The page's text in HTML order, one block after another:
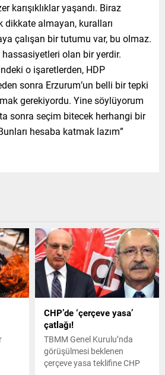
karışıklıklar yaşandı. Biraz
dikkate almayan, kuralları
çalışan bir tutumu var, bu olmaz.
olan bir yerdir.
o işaretlerden, HDP
sonra Erzurum’un belli bir tepki
gerekiyordu. Yine söylüyorum
sonra seçim bitecek herhangi bir
hesaba katmak lazım”
CHP’de ‘çerçeve yasa’
çatlağı!
TBMM Genel Kurulu’nda
görüşülmesi beklenen
çerçeve yasa teklifine CHP